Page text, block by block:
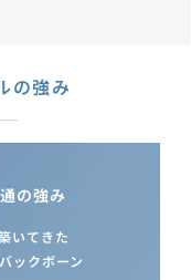
の強み
の強み
いてきた
ックボーン